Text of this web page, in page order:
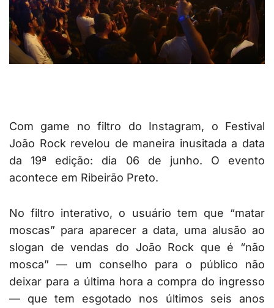
Com game no filtro do Instagram, o Festival
João Rock revelou de maneira inusitada a data
da 19ª edição: dia 06 de junho. O evento
acontece em Ribeirão Preto.
No filtro interativo, o usuário tem que “matar
moscas” para aparecer a data, uma alusão ao
slogan de vendas do João Rock que é “não
mosca” — um conselho para o público não
deixar para a última hora a compra do ingresso
— que tem esgotado nos últimos seis anos